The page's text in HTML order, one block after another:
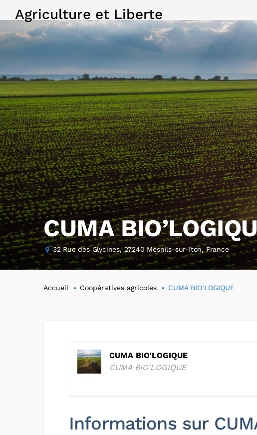
Agriculture et Liberte
CUMA
32 Rue des Glycines, 27240 Mesnils-sur-Iton, France
Accueil Coopératives agricoles CUMA BIO’LOGIQUE
CUMA BIO'LOGIQUE
CUMA BIO'LOGIQUE
Informations sur